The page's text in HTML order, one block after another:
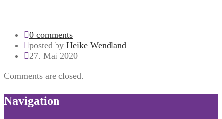
0 comments
posted by Heike Wendland
27. Mai 2020
Comments are closed.
Navigation